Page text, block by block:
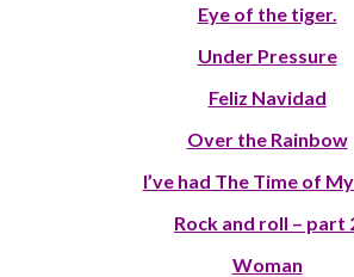
Eye of the tiger.
Under Pressure
Feliz Navidad
Over the Rainbow
I’ve had The Time of
Rock and roll – part
Woman